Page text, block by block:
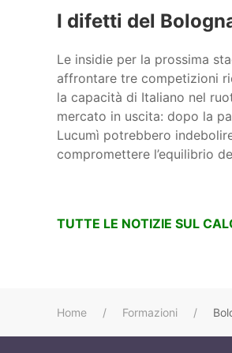
I difetti del
Le insidie per la prossima
affrontare tre competizioni
la capacità di Italiano nel
mercato in uscita: dopo la
Lucumì potrebbero
compromettere l’equilibrio
TUTTE LE NOTIZIE SUL
Home Formazioni